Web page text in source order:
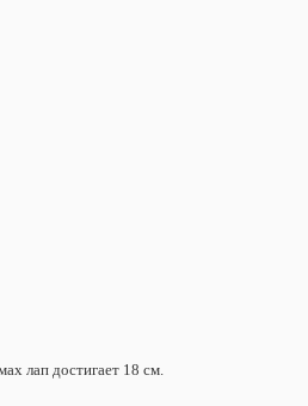
лап достигает 18 см.